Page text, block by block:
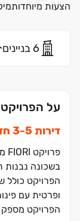
הצעות מיוחדות
6 בניינים
על הפרויקט
דירות ‏3-5 חד' גן ופנטהאוזים החל מ‏-2,590,000 ‏₪
פרויקט FIORI ממוקם ברובע השקמים בשכונה החדשה של באר יעקב, מול השדות המוריקים של המושבים ניר צבי ותלמי מנשה.
בשכונה נבנות
ופרטית עם
הפרויקט